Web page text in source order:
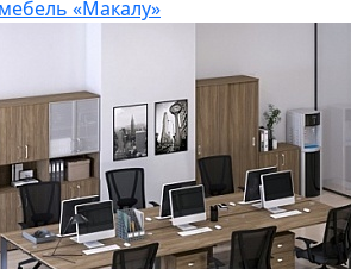
«Макалу»